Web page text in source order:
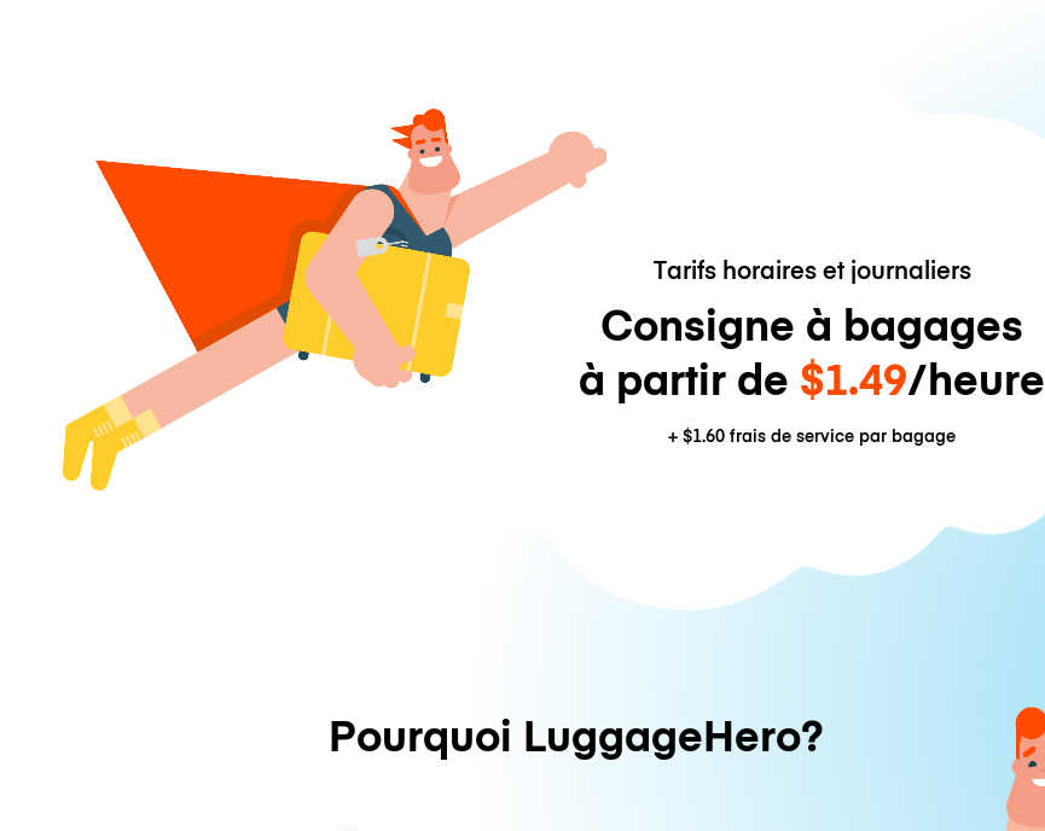
Tarifs horaires et journaliers
Consigne à bagages
à partir de $1.49/heure
+ $1.60 frais de service par bagage
Pourquoi LuggageHero?